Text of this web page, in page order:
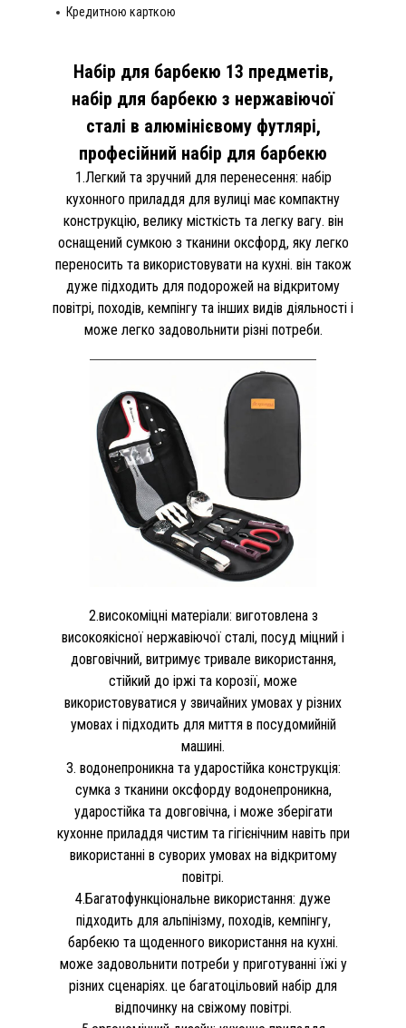
Кредитною карткою
Набір для барбекю 13 предметів,
набір для барбекю з нержавіючої
сталі в алюмінієвому футлярі,
професійний набір для барбекю
1.Легкий та зручний для перенесення: набір
кухонного приладдя для вулиці має компактну
конструкцію, велику місткість та легку вагу. він
оснащений сумкою з тканини оксфорд, яку легко
переносить та використовувати на кухні. він також
дуже підходить для подорожей на відкритому
повітрі, походів, кемпінгу та інших видів діяльності і
може легко задовольнити різні потреби.
2.високоміцні матеріали: виготовлена ​​з
високоякісної нержавіючої сталі, посуд міцний і
довговічний, витримує тривале використання,
стійкий до іржі та корозії, може
використовуватися у звичайних умовах у різних
умовах і підходить для миття в посудомийній
машині.
3. водонепроникна та ударостійка конструкція:
сумка з тканини оксфорду водонепроникна,
ударостійка та довговічна, і може зберігати
кухонне приладдя чистим та гігієнічним навіть при
використанні в суворих умовах на відкритому
повітрі.
4.Багатофункціональне використання: дуже
підходить для альпінізму, походів, кемпінгу,
барбекю та щоденного використання на кухні.
може задовольнити потреби у приготуванні їжі у
різних сценаріях. це багатоцільовий набір для
відпочинку на свіжому повітрі.